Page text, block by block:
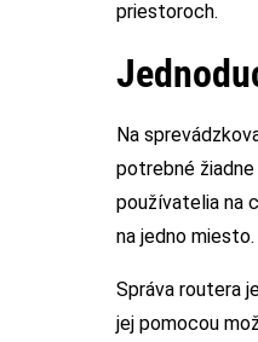
priestoroch.
Na
potrebné
používatelia na
na jedno miesto.
Správa routera
jej pomocou